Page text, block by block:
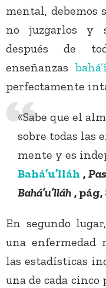
mental, debemos
no juzgarlos y
después de
enseñanzas
perfectamente
«Sabe que el
sobre todas las
mente y es
Bahá’u’lláh ,
Bahá’u’lláh , pág,
En segundo
una enfermedad
las estadísticas
una de cada